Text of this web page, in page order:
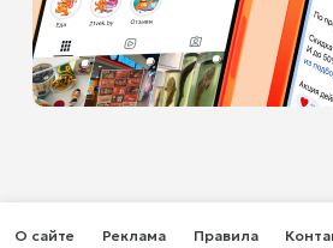
О сайте Реклама Правила